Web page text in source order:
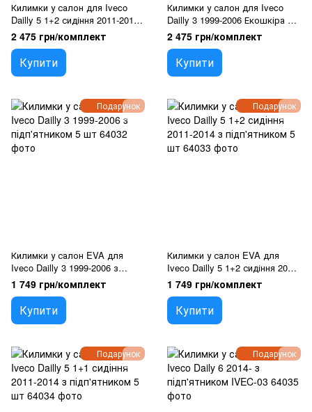
Килимки у салон для Iveco
Dailly 5 1+2 сидіння 2011-2014
Екошкіра с подпятником 5 шт
(Rombus)
2 475 грн/комплект
Купити
Килимки у салон для Iveco
Dailly 3 1999-2006 Екошкіра с
подпятником 5 шт (Rombus)
2 475 грн/комплект
Купити
Подарунок
Килимки у салон EVA для
Iveco Dailly 3 1999-2006 з
підп'ятником 5 шт
1 749 грн/комплект
Купити
Подарунок
Килимки у салон EVA для
Iveco Dailly 5 1+2 сидіння 2011-
2014 з підп'ятником 5 шт
1 749 грн/комплект
Купити
Подарунок Подарунок